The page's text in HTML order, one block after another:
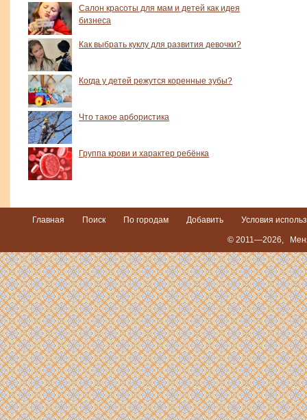
Салон красоты для мам и детей как идея
бизнеса
Как выбрать куклу для развития девочки?
Когда у детей режутся коренные зубы?
Что такое арбористика
Группа крови и характер ребёнка
Главная Поиск По городам Добавить Условия
© 2011—2026,